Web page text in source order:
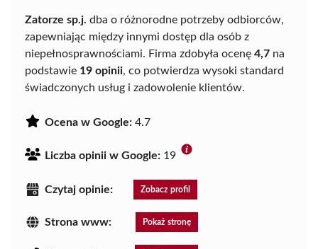
Zatorze sp.j. dba o różnorodne potrzeby odbiorców,
zapewniając między innymi dostęp dla osób z
niepełnosprawnościami. Firma zdobyła ocenę 4,7 na
podstawie 19 opinii, co potwierdza wysoki standard
świadczonych usług i zadowolenie klientów.
Ocena w Google: 4.7
Liczba opinii w Google: 19
Czytaj opinie: Zobacz profil
Strona www: Pokaż stronę